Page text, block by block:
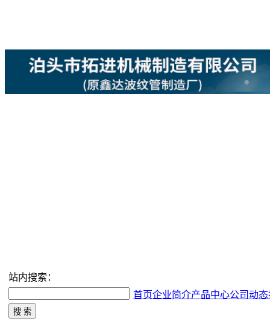
站内搜索：
首页企业简介产品中心公司动态